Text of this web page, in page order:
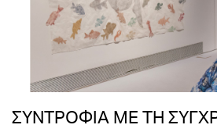
ΣΥΝΤΡΟΦΙΑ ΜΕ ΤΗ